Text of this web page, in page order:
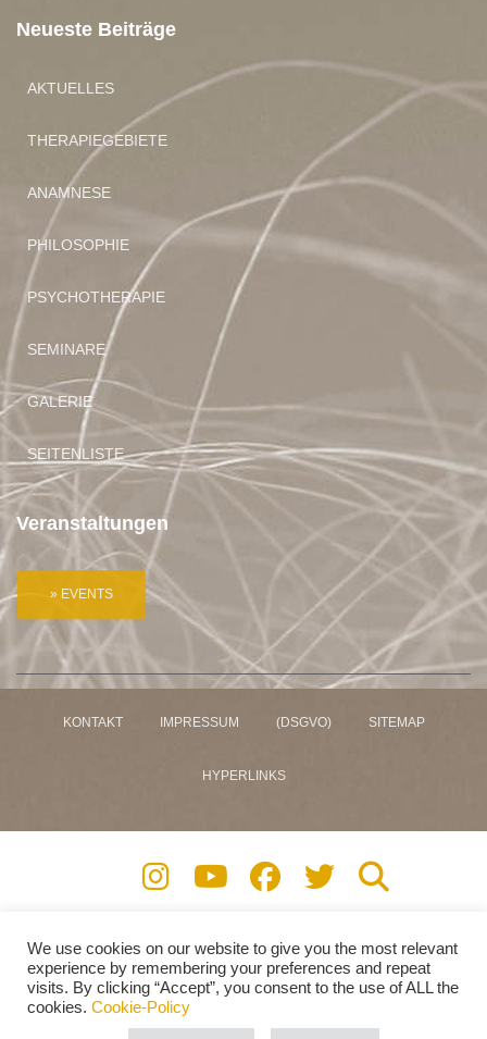
Neueste Beiträge
AKTUELLES
THERAPIEGEBIETE
ANAMNESE
PHILOSOPHIE
PSYCHOTHERAPIE
SEMINARE
GALERIE
SEITENLISTE
Veranstaltungen
KONTAKT IMPRESSUM (DSGVO) SITEMAP
HYPERLINKS
Copyright © 2009 - 2026 . All Right Reserved.
www.henrysandkuhle.com
This page is encrypted with Digicert Inc. SSL
We use cookies on our website to give you the most relevant
experience by remembering your preferences and repeat
visits. By clicking “Accept”, you consent to the use of ALL the
cookies. Cookie-Policy